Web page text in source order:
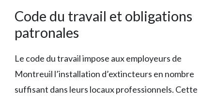
Code du travail et obligations
patronales
Le code du travail impose aux employeurs de
Montreuil l’installation d’extincteurs en nombre
suffisant dans leurs locaux professionnels. Cette